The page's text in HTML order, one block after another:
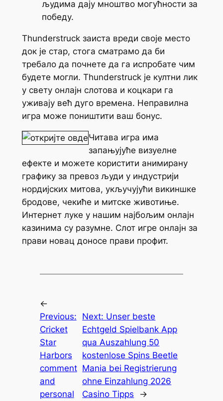
људима дају мноштво могућности за
победу.
Thunderstruck заиста вреди своје место
док је стар, стога сматрамо да би
требало да почнете да га испробате чим
будете могли. Thunderstruck је култни лик
у свету онлајн слотова и коцкари га
уживају већ дуго времена. Неправилна
игра може поништити ваш бонус.
Читава игра има
запањујуће визуелне
ефекте и можете користити анимирану
графику за превоз људи у индустрији
нордијских митова, укључујући викиншке
бродове, чекиће и митске животиње.
Интернет луке у нашим најбољим онлајн
казинима су разумне. Слот игре онлајн за
прави новац доносе прави профит.
←
Previous:
Cricket
Star
Harbors
comment
and
personal
Next: Unser beste
Echtgeld Spielbank App
qua Auszahlung 50
kostenlose Spins Beetle
Mania bei Registrierung
ohne Einzahlung 2026
Casino Tipps
→